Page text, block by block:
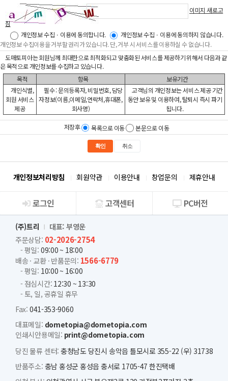
이미지 새로고
침
개인정보 수집ㆍ이용에 동의합니다.
개인정보 수집ㆍ이용에 동의하지 않습니다.
개인정보 수집이용을 거부할 권리가 있습니다. 단, 거부 시 서비스를 이용하실 수 없습니다.
도매토피아는 회원님께 최대한으로 최적화되고 맞춤화된 서비스를 제공하기 위해서 다음과 같
은 목적으로 개인정보를 수집하고 있습니다.
목적
항목
보유기간
개인식별,
회원 서비스
제공
필수 : 문의등록자, 비밀번호, 담당
자정보(이름,이메일,연락처,휴대폰,
회사명)
고객님의 개인정보는 서비스 제공 기간
동안 보유 및 이용하여, 탈퇴시 즉시 파기
됩니다.
저장후 목록으로 이동 본문으로 이동
확인 취소
개인정보처리방침 회원약관 이용안내 창업문의 제휴안내
회사소개
로그인 고객센터 PC버전
(주)트리
대표: 부영운
주문상담: 02-2026-2754
- 평일: 09:00 ~ 18:00
배송 · 교환 · 반품문의: 1566-6779
- 평일: 10:00 ~ 16:00
- 점심시간: 12:30 ~ 13:30
- 토, 일, 공휴일 휴무
Fax: 041-353-9060
대표메일: dometopia@dometopia.com
인쇄시안용메일: print@dometopia.com
당진 물류 센터: 충청남도 당진시 송악읍 틀모시로 355-22 (우) 31738
반품주소: 충남 홍성군 홍성읍 충서로 1705-47 한진택배